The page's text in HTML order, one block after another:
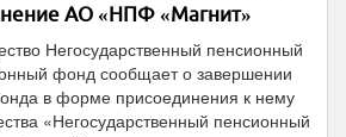
АО «НПФ «Магнит»
Негосударственный пенсионный
фонд сообщает о завершении
в форме присоединения к нему
«Негосударственный пенсионный